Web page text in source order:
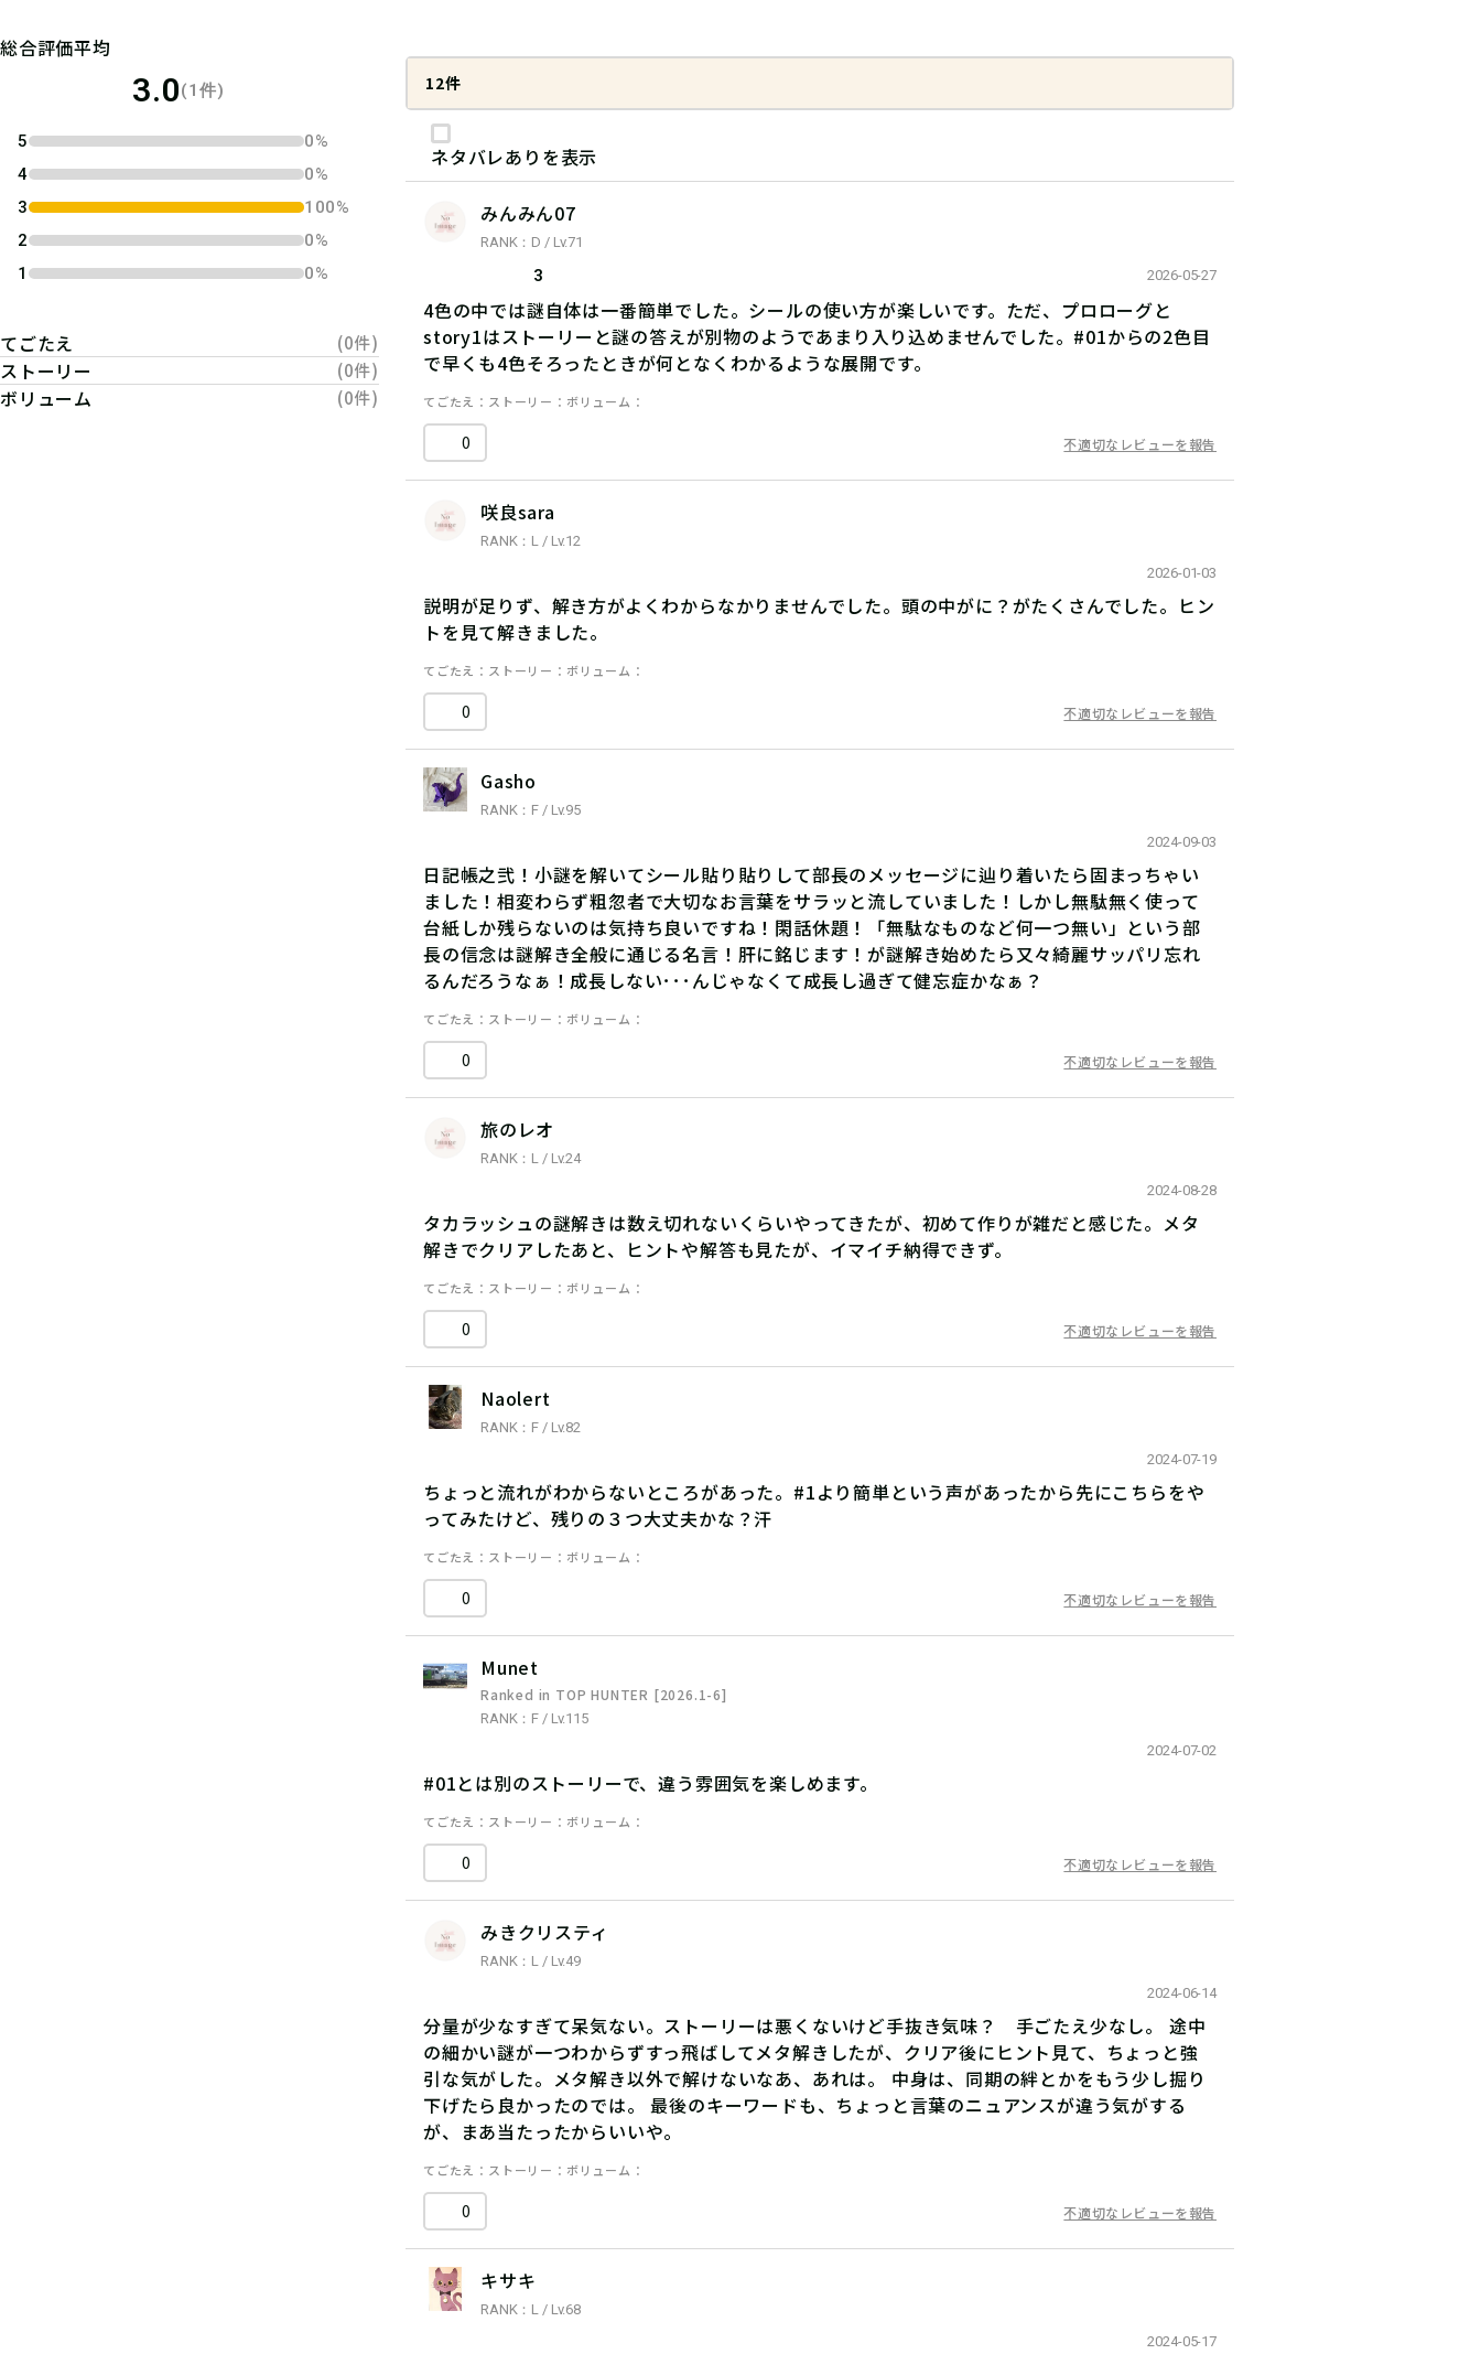
総合評価平均
3.0(1件)
5
0%
4
0%
3
100%
2
0%
1
0%
てごたえ (0件)
ストーリー (0件)
ボリューム (0件)
12件
ネタバレありを表示
みんみん07
RANK：D / Lv.71
3 2026-05-27
4色の中では謎自体は一番簡単でした。シールの使い方が楽しいです。ただ、プロローグと
story1はストーリーと謎の答えが別物のようであまり入り込めませんでした。#01からの2色目
で早くも4色そろったときが何となくわかるような展開です。
てごたえ ストーリー ボリューム
0 不適切なレビューを報告
咲良sara
RANK：L / Lv.12
2026-01-03
説明が足りず、解き方がよくわからなかりませんでした。頭の中がに？がたくさんでした。ヒン
トを見て解きました。
てごたえ ストーリー ボリューム
0 不適切なレビューを報告
Gasho
RANK：F / Lv.95
2024-09-03
日記帳之弐！小謎を解いてシール貼り貼りして部長のメッセージに辿り着いたら固まっちゃい
ました！相変わらず粗忽者で大切なお言葉をサラッと流していました！しかし無駄無く使って
台紙しか残らないのは気持ち良いですね！閑話休題！「無駄なものなど何一つ無い」という部
長の信念は謎解き全般に通じる名言！肝に銘じます！が謎解き始めたら又々綺麗サッパリ忘れ
るんだろうなぁ！成長しない･･･んじゃなくて成長し過ぎて健忘症かなぁ？
てごたえ ストーリー ボリューム
0 不適切なレビューを報告
旅のレオ
RANK：L / Lv.24
2024-08-28
タカラッシュの謎解きは数え切れないくらいやってきたが、初めて作りが雑だと感じた。メタ
解きでクリアしたあと、ヒントや解答も見たが、イマイチ納得できず。
てごたえ ストーリー ボリューム
0 不適切なレビューを報告
Naolert
RANK：F / Lv.82
2024-07-19
ちょっと流れがわからないところがあった。#1より簡単という声があったから先にこちらをや
ってみたけど、残りの３つ大丈夫かな？汗
てごたえ ストーリー ボリューム
0 不適切なレビューを報告
Munet
Ranked in TOP HUNTER [2026.1-6]
RANK：F / Lv.115
2024-07-02
#01とは別のストーリーで、違う雰囲気を楽しめます。
てごたえ ストーリー ボリューム
0 不適切なレビューを報告
みきクリスティ
RANK：L / Lv.49
2024-06-14
分量が少なすぎて呆気ない。ストーリーは悪くないけど手抜き気味？ 手ごたえ少なし。 途中
の細かい謎が一つわからずすっ飛ばしてメタ解きしたが、クリア後にヒント見て、ちょっと強
引な気がした。メタ解き以外で解けないなあ、あれは。 中身は、同期の絆とかをもう少し掘り
下げたら良かったのでは。 最後のキーワードも、ちょっと言葉のニュアンスが違う気がする
が、まあ当たったからいいや。
てごたえ ストーリー ボリューム
0 不適切なレビューを報告
キサキ
RANK：L / Lv.68
2024-05-17